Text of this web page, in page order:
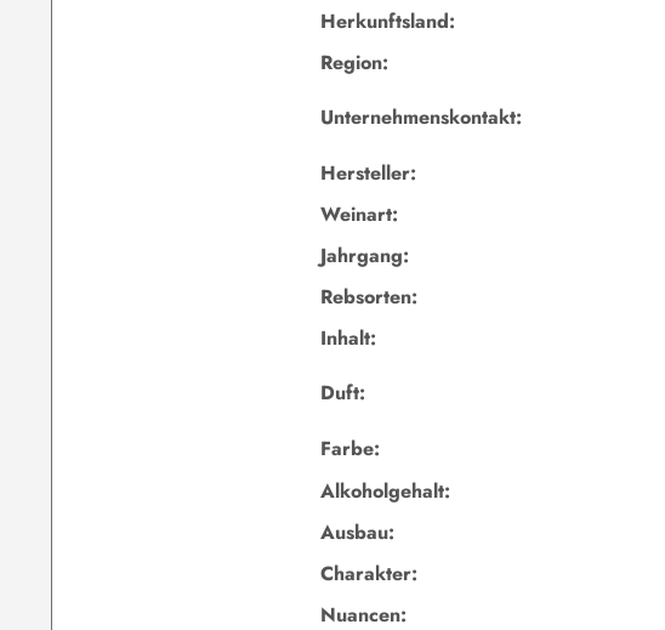
Herkunftsland:
Region:
Unternehmenskontakt:
Hersteller:
Weinart:
Jahrgang:
Rebsorten:
Inhalt:
Duft:
Farbe:
Alkoholgehalt:
Ausbau:
Charakter:
Nuancen: